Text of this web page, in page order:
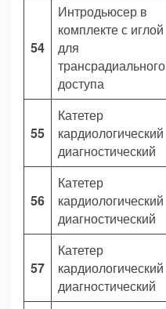
54
Интродьюсер в
комплекте с иглой
для
трансрадиального
доступа
55
Катетер
кардиологический
диагностический
56
Катетер
кардиологический
диагностический
57
Катетер
кардиологический
диагностический